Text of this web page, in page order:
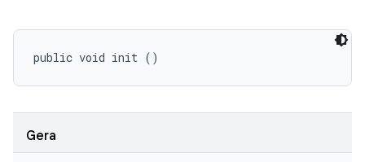
public void init ()
Gera